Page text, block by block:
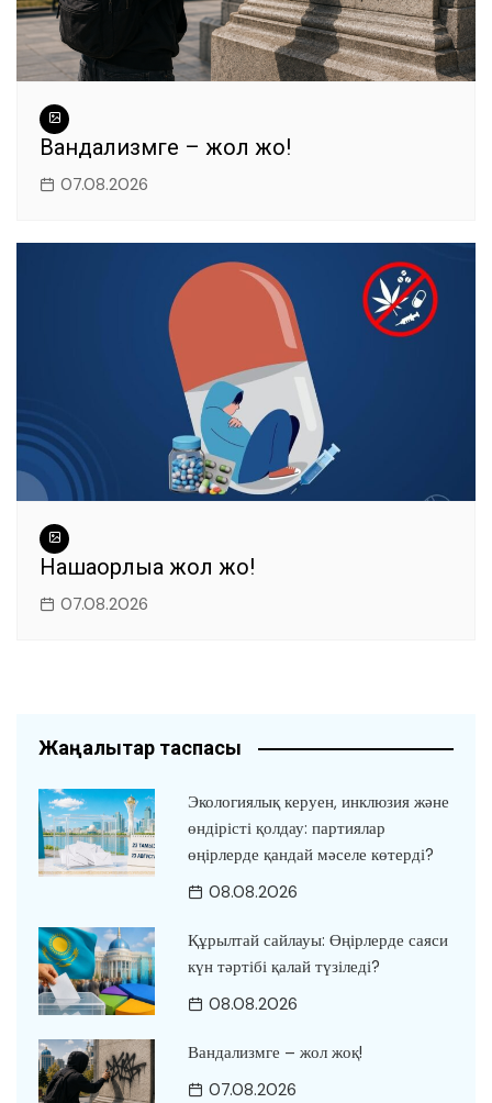
Вандализмге – жол жоқ!
07.08.2026
Нашақорлыққа жол жоқ!
07.08.2026
Жаңалықтар таспасы
Экологиялық керуен, инклюзия және
өндірісті қолдау: партиялар
өңірлерде қандай мәселе көтерді?
08.08.2026
Құрылтай сайлауы: Өңірлерде саяси
күн тәртібі қалай түзіледі?
08.08.2026
Вандализмге – жол жоқ!
07.08.2026